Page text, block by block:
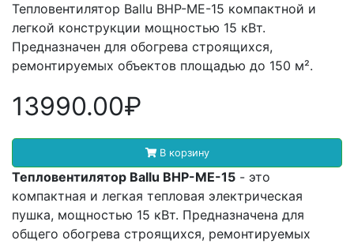
Тепловентилятор Ballu BHP-ME-15 компактной и
легкой конструкции мощностью 15 кВт.
Предназначен для обогрева строящихся,
ремонтируемых объектов площадью до 150 м².
13990.00₽
В корзину
Тепловентилятор Ballu BHP-ME-15 - это
компактная и легкая тепловая электрическая
пушка, мощностью 15 кВт. Предназначена для
общего обогрева строящихся, ремонтируемых